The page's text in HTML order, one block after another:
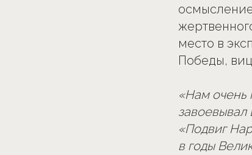
место в
Победы,
«Нам очень
«Подвиг
в годы